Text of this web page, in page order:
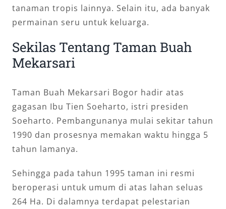
tanaman tropis lainnya. Selain itu, ada banyak
permainan seru untuk keluarga.
Sekilas Tentang Taman Buah
Mekarsari
Taman Buah Mekarsari Bogor hadir atas
gagasan Ibu Tien Soeharto, istri presiden
Soeharto. Pembangunanya mulai sekitar tahun
1990 dan prosesnya memakan waktu hingga 5
tahun lamanya.
Sehingga pada tahun 1995 taman ini resmi
beroperasi untuk umum di atas lahan seluas
264 Ha. Di dalamnya terdapat pelestarian